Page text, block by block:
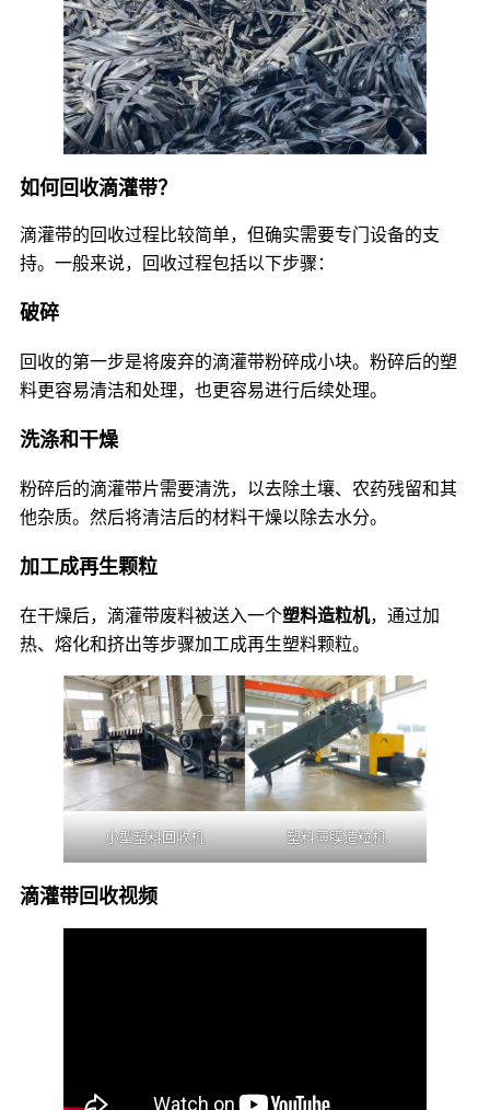
如何回收滴灌带？
滴灌带的回收过程比较简单，但确实需要专门设备的支
持。一般来说，回收过程包括以下步骤：
破碎
回收的第一步是将废弃的滴灌带粉碎成小块。粉碎后的塑
料更容易清洁和处理，也更容易进行后续处理。
洗涤和干燥
粉碎后的滴灌带片需要清洗，以去除土壤、农药残留和其
他杂质。然后将清洁后的材料干燥以除去水分。
加工成再生颗粒
在干燥后，滴灌带废料被送入一个塑料造粒机，通过加
热、熔化和挤出等步骤加工成再生塑料颗粒。
小型塑料回收机 塑料薄膜造粒机
滴灌带回收视频